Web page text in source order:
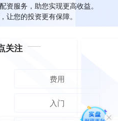
资服务，助您实现更高收益。
让您的投资更有保障。
关注
费用
入门